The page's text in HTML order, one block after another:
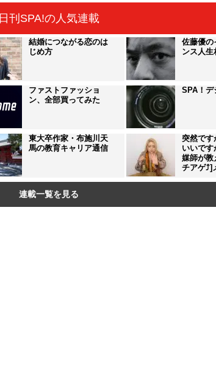
日刊SPA!の人気連載
結婚につながる恋のは
じめ方
佐藤優の
ンス人生
ファストファッショ
ン、全部買ってみた
SPA！デ
東大卒作家・布施川天
馬の教育キャリア通信
突然です
いいで
媒師が教
チアゲ⤴]
連載一覧を見る